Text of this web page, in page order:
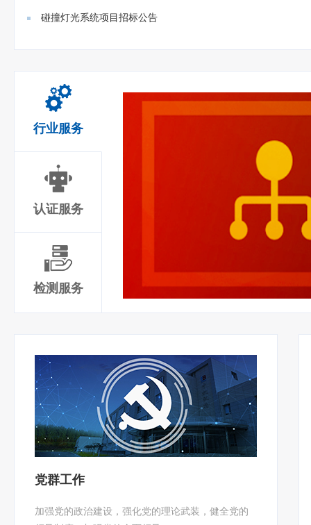
碰撞灯光系统项目招标公告
行业服务
认证服务
检测服务
党群工作
加强党的政治建设，强化党的理论武装，健全党的